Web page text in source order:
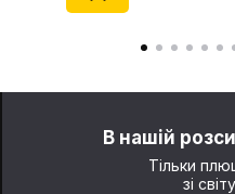
В нашій
Тільки
зі